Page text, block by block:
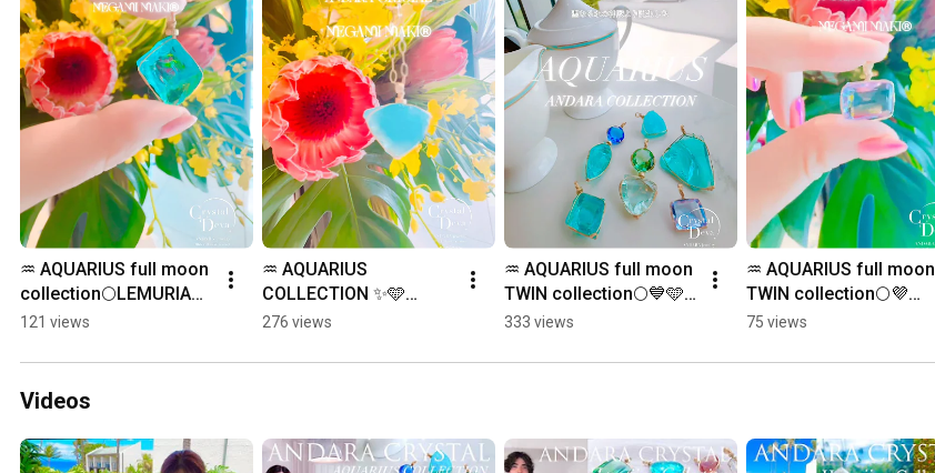
♒️ AQUARIUS full moon
collection🌕LEMURIAN
BLUE STONE💙  #アン
巻き®︎#スターシード #
レムリア
121 views
♒️ AQUARIUS
COLLECTION ✨🩵
LEMURIAN BLUE
SAPPHIRE💎 #アンダラ
276 views
♒️ AQUARIUS full moon
TWIN collection🌕💙🩵
💚  #アンダラクリスタ
シード #レムリア
333 views
♒️ AQUARIUS full moon
TWIN collection🌕💜
ASCENDANT SPIRIT #
女神巻き®︎#スターシー
75 views
Videos